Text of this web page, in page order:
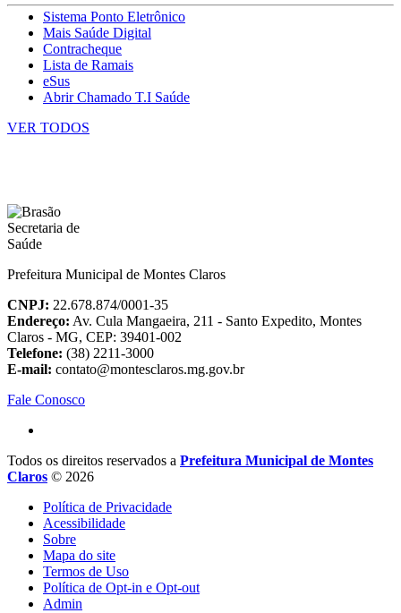
Sistema Ponto Eletrônico
Mais Saúde Digital
Contracheque
Lista de Ramais
eSus
Abrir Chamado T.I Saúde
VER TODOS
Prefeitura Municipal de Montes Claros
CNPJ: 22.678.874/0001-35
Endereço: Av. Cula Mangaeira, 211 - Santo Expedito, Montes
Claros - MG, CEP: 39401-002
Telefone: (38) 2211-3000
E-mail: contato@montesclaros.mg.gov.br
Fale Conosco
Todos os direitos reservados a Prefeitura Municipal de Montes
Claros © 2026
Política de Privacidade
Acessibilidade
Sobre
Mapa do site
Termos de Uso
Política de Opt-in e Opt-out
Admin